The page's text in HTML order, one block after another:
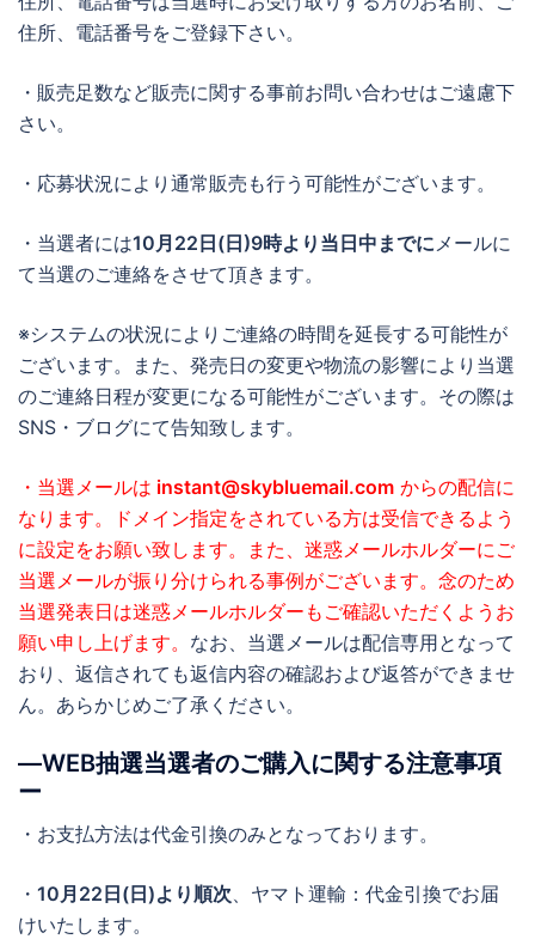
住所、電話番号をご登録下さい。
・販売足数など販売に関する事前お問い合わせはご遠慮下
さい。
・応募状況により通常販売も行う可能性がございます。
・当選者には10月22日(日)9時より当日中までにメールに
て当選のご連絡をさせて頂きます。
※システムの状況によりご連絡の時間を延長する可能性が
ございます。また、発売日の変更や物流の影響により当選
のご連絡日程が変更になる可能性がございます。その際は
SNS・ブログにて告知致します。
・当選メールは instant@skybluemail.com からの配信に
なります。ドメイン指定をされている方は受信できるよう
に設定をお願い致します。また、迷惑メールホルダーにご
当選メールが振り分けられる事例がございます。念のため
当選発表日は迷惑メールホルダーもご確認いただくようお
願い申し上げます。 なお、当選メールは配信専用となって
おり、返信されても返信内容の確認および返答ができませ
ん。あらかじめご了承ください。
―WEB抽選当選者のご購入に関する注意事項
ー
・お支払方法は代金引換のみとなっております。
・ 10月22日(日)より順次、ヤマト運輸：代金引換でお届
けいたします。